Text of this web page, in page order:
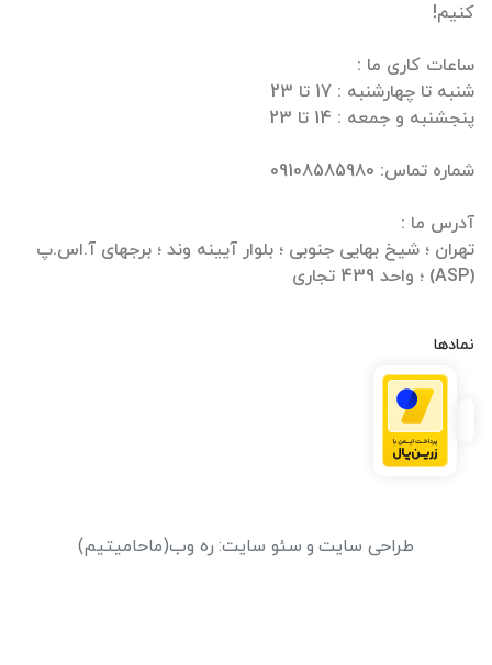
تهران ؛ شیخ بهایی جنوبی ؛ بلوار آیینه وند ؛ برجهای آ.اس.پ
(ASP) ؛ واحد 439 تجاری
نمادها
طراحی سایت و سئو سایت: ره وب(ماحامیتیم)